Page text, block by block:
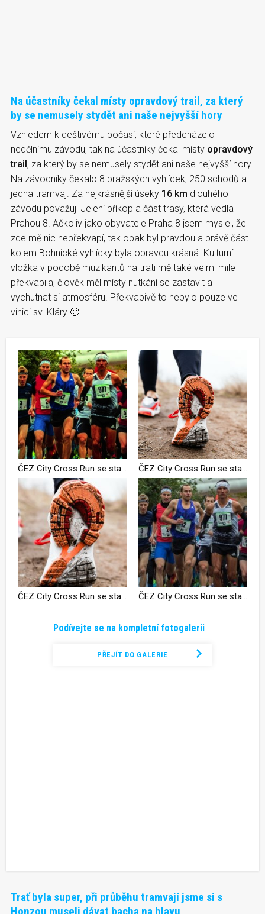
Na účastníky čekal místy opravdový trail, za který
by se nemusely stydět ani naše nejvyšší hory
Vzhledem k deštivému počasí, které předcházelo
nedělnímu závodu, tak na účastníky čekal místy opravdový
trail, za který by se nemusely stydět ani naše nejvyšší hory.
Na závodníky čekalo 8 pražských vyhlídek, 250 schodů a
jedna tramvaj. Za nejkrásnější úseky 16 km dlouhého
závodu považuji Jelení příkop a část trasy, která vedla
Prahou 8. Ačkoliv jako obyvatele Praha 8 jsem myslel, že
zde mě nic nepřekvapí, tak opak byl pravdou a právě část
kolem Bohnické vyhlídky byla opravdu krásná. Kulturní
vložka v podobě muzikantů na trati mě také velmi mile
překvapila, člověk měl místy nutkání se zastavit a
vychutnat si atmosféru. Překvapivě to nebylo pouze ve
vinici sv. Kláry 🙂
Podívejte se na kompletní fotogalerii
PŘEJÍT DO GALERIE
Trať byla super, při průběhu tramvají jsme si s
Honzou museli dávat bacha na hlavu